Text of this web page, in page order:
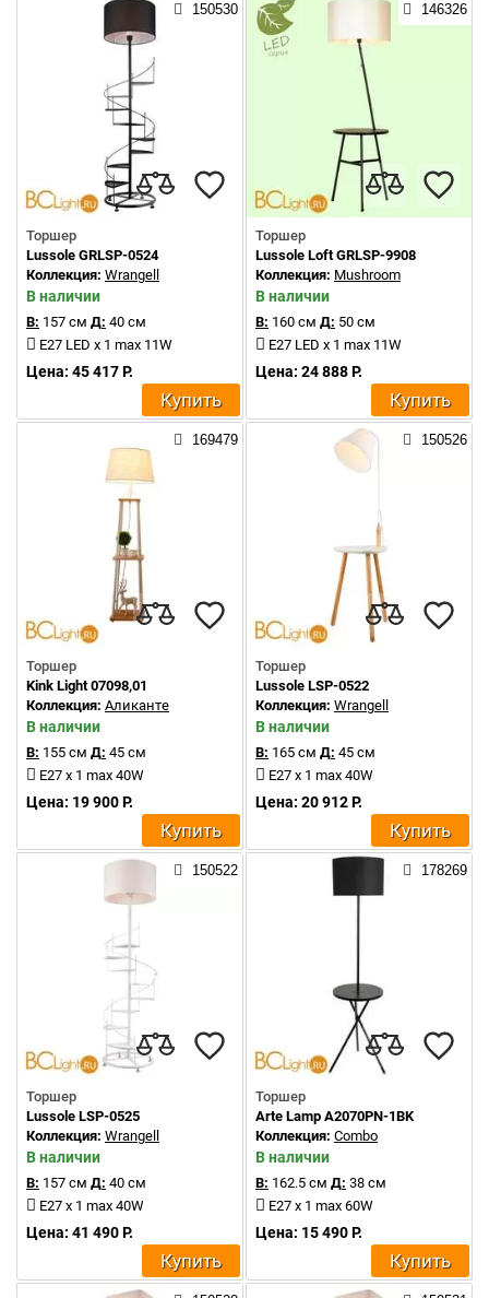
150530
Торшер
Lussole GRLSP-0524
Коллекция: Wrangell
В наличии
В: 157 см Д: 40 см
E27 LED x 1 max 11W
Цена: 45 417 Р.
Купить
146326
Торшер
Lussole Loft GRLSP-9908
Коллекция: Mushroom
В наличии
В: 160 см Д: 50 см
E27 LED x 1 max 11W
Цена: 24 888 Р.
Купить
169479
Торшер
Kink Light 07098,01
Коллекция: Аликанте
В наличии
В: 155 см Д: 45 см
E27 x 1 max 40W
Цена: 19 900 Р.
Купить
150526
Торшер
Lussole LSP-0522
Коллекция: Wrangell
В наличии
В: 165 см Д: 45 см
E27 x 1 max 40W
Цена: 20 912 Р.
Купить
150522
Торшер
Lussole LSP-0525
Коллекция: Wrangell
В наличии
В: 157 см Д: 40 см
E27 x 1 max 40W
Цена: 41 490 Р.
Купить
178269
Торшер
Arte Lamp A2070PN-1BK
Коллекция: Combo
В наличии
В: 162.5 см Д: 38 см
E27 x 1 max 60W
Цена: 15 490 Р.
Купить